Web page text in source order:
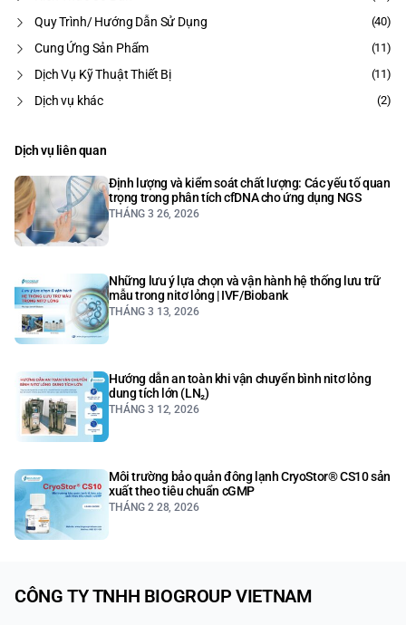
Quy Trình/ Hướng Dẫn Sử Dụng (40)
Cung Ứng Sản Phẩm (11)
Dịch Vụ Kỹ Thuật Thiết Bị (11)
Dịch vụ khác (2)
Dịch vụ liên quan
Định lượng và kiểm soát chất lượng: Các yếu tố quan
trọng trong phân tích cfDNA cho ứng dụng NGS
THÁNG 3 26, 2026
Những lưu ý lựa chọn và vận hành hệ thống lưu trữ
mẫu trong nitơ lỏng | IVF/Biobank
THÁNG 3 13, 2026
Hướng dẫn an toàn khi vận chuyển bình nitơ lỏng
dung tích lớn (LN₂)
THÁNG 3 12, 2026
Môi trường bảo quản đông lạnh CryoStor® CS10 sản
xuất theo tiêu chuẩn cGMP
THÁNG 2 28, 2026
CÔNG TY TNHH BIOGROUP VIETNAM